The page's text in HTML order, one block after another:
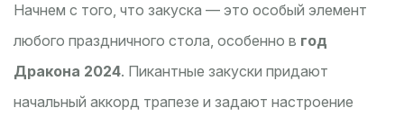
Начнем с того, что закуска — это особый элемент
любого праздничного стола, особенно в год
Дракона 2024. Пикантные закуски придают
начальный аккорд трапезе и задают настроение